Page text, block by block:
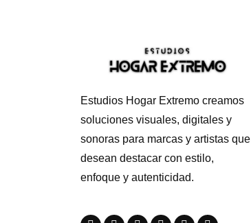
Estudios Hogar Extremo creamos
soluciones visuales, digitales y
sonoras para marcas y artistas que
desean destacar con estilo,
enfoque y autenticidad.